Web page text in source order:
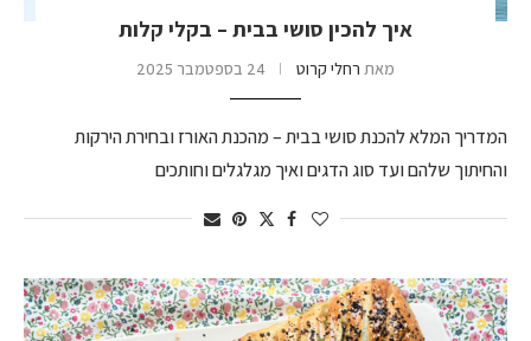
איך להכין סושי בבית – בקלי קלות
מאת רחלי קרוט 24 בספטמבר 2025
המדריך המלא להכנת סושי בבית – מהכנת האורז ובחירת הירקות
והחיתוך שלהם ועד סוג הדגים ואיך מגלגלים וחותכים